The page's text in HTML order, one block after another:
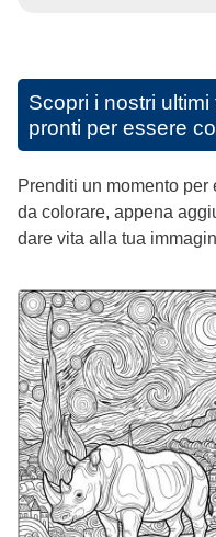
Scopri i nostri
pronti per essere
Prenditi un momento
da colorare, appena
dare vita alla tua